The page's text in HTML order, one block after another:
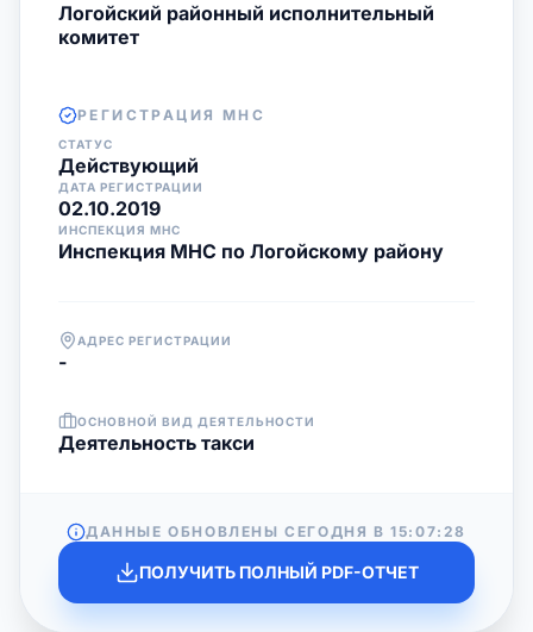
Логойский районный исполнительный
комитет
РЕГИСТРАЦИЯ МНС
СТАТУС
Действующий
ДАТА РЕГИСТРАЦИИ
02.10.2019
ИНСПЕКЦИЯ МНС
Инспекция МНС по Логойскому району
АДРЕС РЕГИСТРАЦИИ
-
ОСНОВНОЙ ВИД ДЕЯТЕЛЬНОСТИ
Деятельность такси
ДАННЫЕ ОБНОВЛЕНЫ СЕГОДНЯ В15:07:28
ПОЛУЧИТЬ ПОЛНЫЙ PDF-ОТЧЕТ